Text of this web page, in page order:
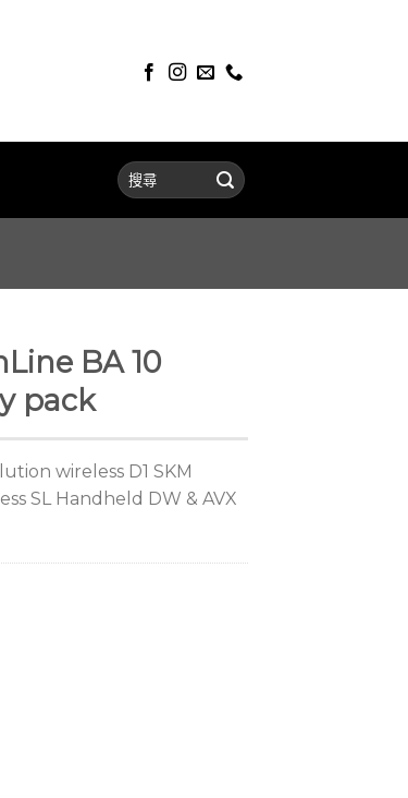
BA 10
pack
wireless D1 SKM
SL Handheld DW & AVX